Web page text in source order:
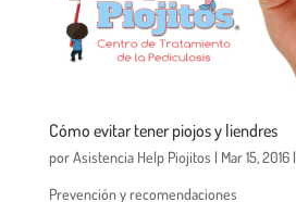
Cómo evitar tener piojos y liendres
porAsistencia Help Piojitos | Mar 15, 2016|
Prevención y recomendaciones